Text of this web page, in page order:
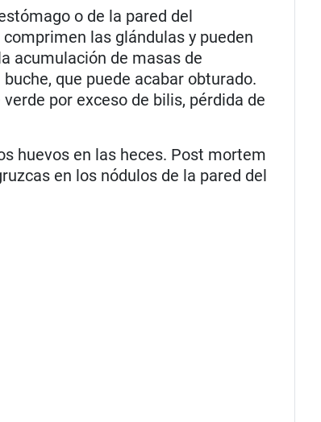
o de la pared del
las glándulas y pueden
acumulación de masas de
que puede acabar obturado.
por exceso de bilis, pérdida de
huevos en las heces. Post mortem
en los nódulos de la pared del